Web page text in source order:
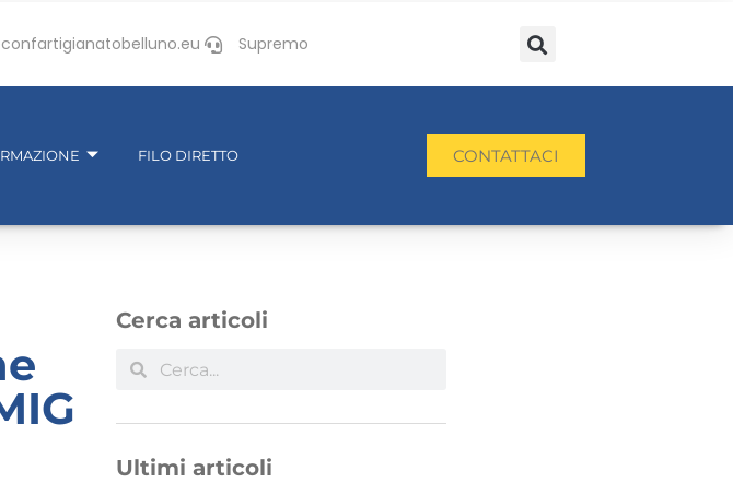
Supremo
FILO DIRETTO CONTATTACI
Cerca articoli
Ultimi articoli